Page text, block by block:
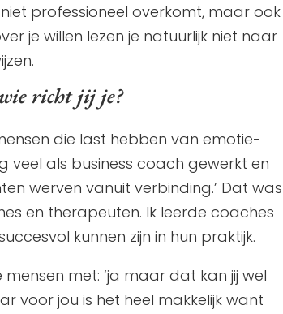
professioneel overkomt, maar ook
je willen lezen je natuurlijk niet naar
richt jij je?
die last hebben van emotie-
veel als business coach gewerkt en
werven vanuit verbinding.’ Dat was
en therapeuten. Ik leerde coaches
kunnen zijn in hun praktijk.
met: ‘ja maar dat kan jij wel
voor jou is het heel makkelijk want